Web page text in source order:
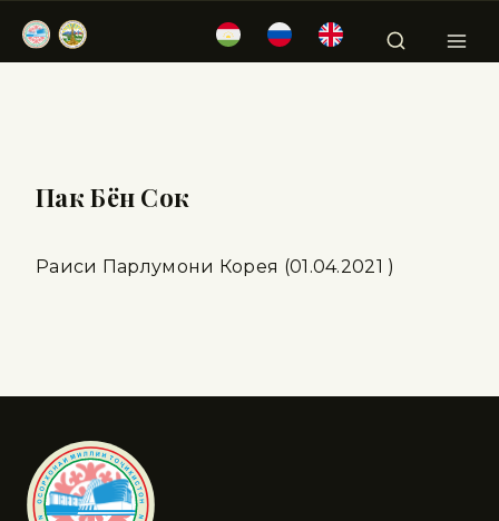
Пак Бён Сок
Раиси Парлумони Корея (01.04.2021 )